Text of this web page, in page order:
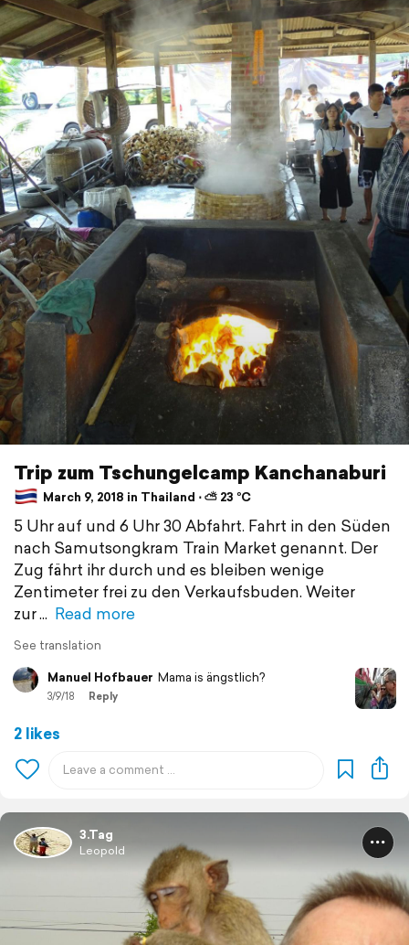
Trip zum Tschungelcamp Kanchanaburi
March 9, 2018 in Thailand ⋅ ⛅ 23 °C
5 Uhr auf und 6 Uhr 30 Abfahrt. Fahrt in den Süden
nach Samutsongkram Train Market genannt. Der
Zug fährt ihr durch und es bleiben wenige
Zentimeter frei zu den Verkaufsbuden. Weiter
zur
Read more
See translation
Manuel Hofbauer Mama is ängstlich?
3/9/18 Reply
2 likes
3.Tag
Leopold